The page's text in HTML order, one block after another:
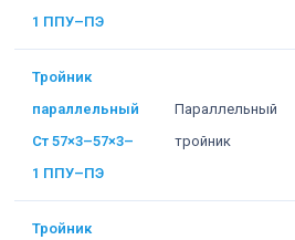
1 ППУ–ПЭ
Тройник
параллельный
Ст 57×3–57×3–
1 ППУ–ПЭ
Параллельный
тройник
Тройник